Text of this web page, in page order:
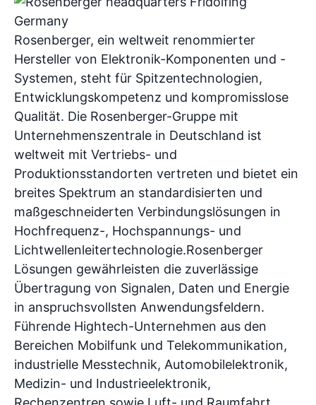
Rosenberger, ein weltweit renommierter
Hersteller von Elektronik-Komponenten und -
Systemen, steht für Spitzentechnologien,
Entwicklungskompetenz und kompromisslose
Qualität. Die Rosenberger-Gruppe mit
Unternehmenszentrale in Deutschland ist
weltweit mit Vertriebs- und
Produktionsstandorten vertreten und bietet ein
breites Spektrum an standardisierten und
maßgeschneiderten Verbindungslösungen in
Hochfrequenz-, Hochspannungs- und
Lichtwellenleitertechnologie.Rosenberger
Lösungen gewährleisten die zuverlässige
Übertragung von Signalen, Daten und Energie
in anspruchsvollsten Anwendungsfeldern.
Führende Hightech-Unternehmen aus den
Bereichen Mobilfunk und Telekommunikation,
industrielle Messtechnik, Automobilelektronik,
Medizin- und Industrieelektronik,